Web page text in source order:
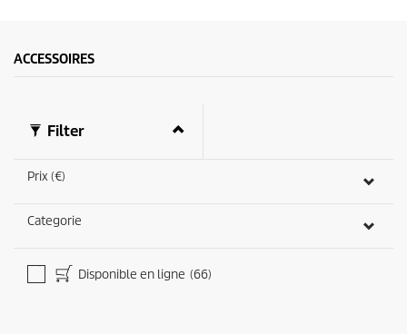
n
ACCESSOIRES
Filter
Prix (€)
Categorie
Disponible en ligne (66)